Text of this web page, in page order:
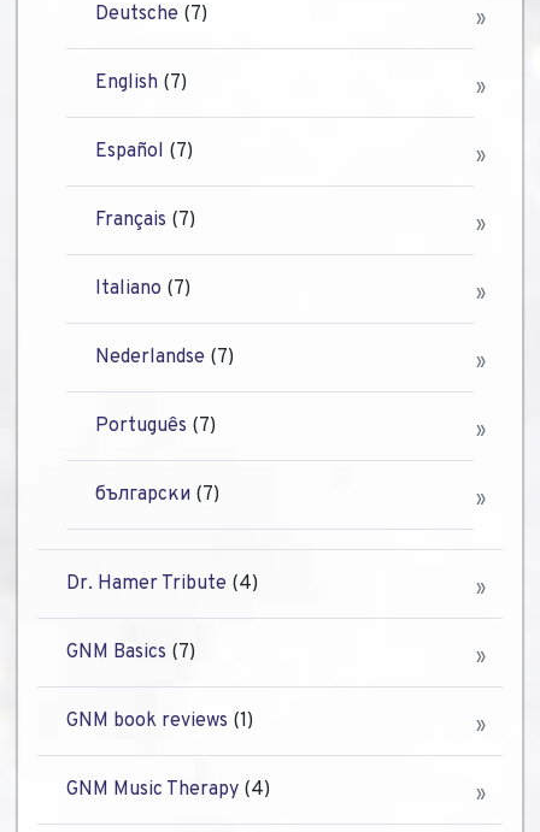
Deutsche (7)
English (7)
Español (7)
Français (7)
Italiano (7)
Nederlandse (7)
Português (7)
български (7)
Dr. Hamer Tribute (4)
GNM Basics (7)
GNM book reviews (1)
GNM Music Therapy (4)